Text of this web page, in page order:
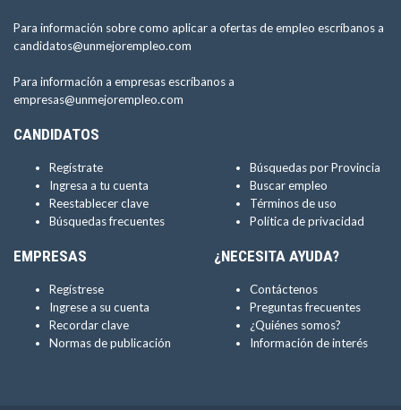
Para información sobre como aplicar a ofertas de empleo escríbanos a
candidatos@unmejorempleo.com
Para información a empresas escríbanos a
empresas@unmejorempleo.com
CANDIDATOS
Regístrate
Ingresa a tu cuenta
Reestablecer clave
Búsquedas frecuentes
Búsquedas por Provincia
Buscar empleo
Términos de uso
Política de privacidad
EMPRESAS
Regístrese
Ingrese a su cuenta
Recordar clave
Normas de publicación
¿NECESITA AYUDA?
Contáctenos
Preguntas frecuentes
¿Quiénes somos?
Información de interés